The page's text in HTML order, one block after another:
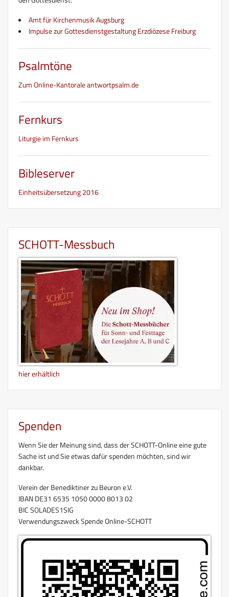
Amt für Kirchenmusik Augsburg
Impulse zur Gottesdienstgestaltung Erzdiözese Freiburg
Psalmtöne
Zum Online-Kantorale antwortpsalm.de
Fernkurs
Liturgie im Fernkurs
Bibleserver
Einheitsübersetzung 2016
SCHOTT-Messbuch
hier erhältlich
Spenden
Wenn Sie der Meinung sind, dass der SCHOTT-Online eine gute
Sache ist und Sie etwas dafür spenden möchten, sind wir
dankbar.
Verein der Benediktiner zu Beuron e.V.
IBAN DE31 6535 1050 0000 8013 02
BIC SOLADES1SIG
Verwendungszweck Spende Online-SCHOTT